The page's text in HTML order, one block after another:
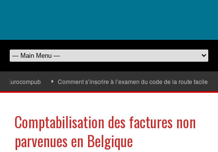
Comment s’inscrire à l’examen du code de la route facilement
Comptabilisation des factures non
parvenues en Belgique